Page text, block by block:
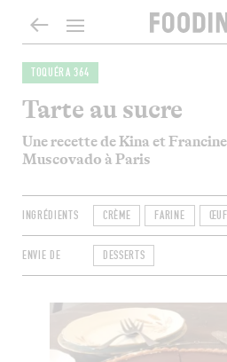
TOQUÉRA 364
Tarte au sucre
Une recette de Kina et
Muscovado à Paris
INGRÉDIENTS CRÈME FARINE ŒUF
ENVIE DE DESSERTS